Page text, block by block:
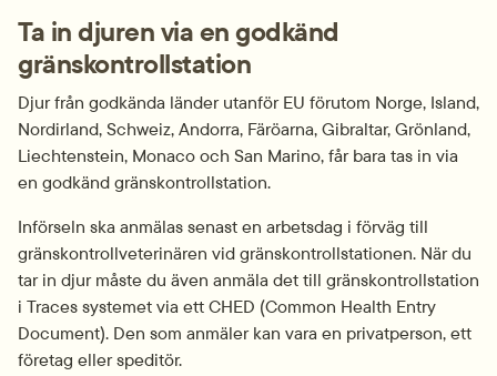
Ta in djuren via en godkänd
gränskontrollstation
Djur från godkända länder utanför EU förutom Norge, Island,
Nordirland, Schweiz, Andorra, Färöarna, Gibraltar, Grönland,
Liechtenstein, Monaco och San Marino, får bara tas in via
en godkänd gränskontroll­station.
Införseln ska anmälas senast en arbetsdag i förväg till
gränskontroll­veterinären vid gränskontroll­stationen. När du
tar in djur måste du även anmäla det till gränskontrollstation
i Traces systemet via ett CHED (Common Health Entry
Document). Den som anmäler kan vara en privatperson, ett
företag eller speditör.